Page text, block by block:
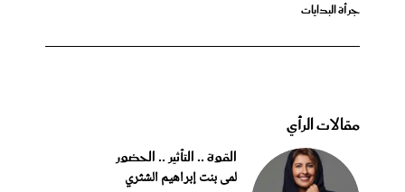
جرأة البدايات
مقالات الرأي
القوة .. التأثير .. الحضور
لمى بنت إبراهيم الشثري